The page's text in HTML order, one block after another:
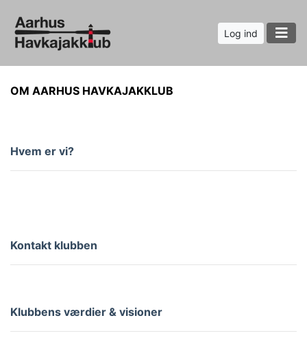
Log ind
OM AARHUS HAVKAJAKKLUB
Hvem er vi?
Kontakt klubben
Klubbens værdier & visioner